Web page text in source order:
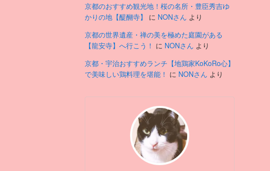
京都のおすすめ観光地！桜の名所・豊臣秀吉ゆ
かりの地【醍醐寺】
に NONさん より
京都の世界遺産・禅の美を極めた庭園がある
【龍安寺】へ行こう！ に NONさん より
京都・宇治おすすめランチ【地鶏家KoKoRo心】
で美味しい鶏料理を堪能！ に NONさん より